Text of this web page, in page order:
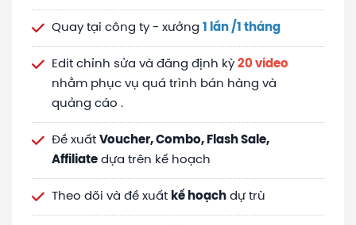
Quay tại công ty - xưởng 1 lần /1 tháng
Edit chỉnh sửa và đăng định kỳ 20 video
nhằm phục vụ quá trình bán hàng và
quảng cáo .
Đề xuất Voucher, Combo, Flash Sale,
Affiliate dựa trên kế hoạch
Theo dõi và đề xuất kế hoạch dự trù